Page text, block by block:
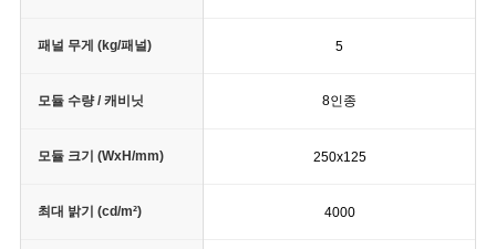
패널 무게 (kg/패널)
모듈 수량 / 캐비닛
모듈 크기 (WxH/mm)
최대 밝기 (cd/m²)
5
8인종
250x125
4000